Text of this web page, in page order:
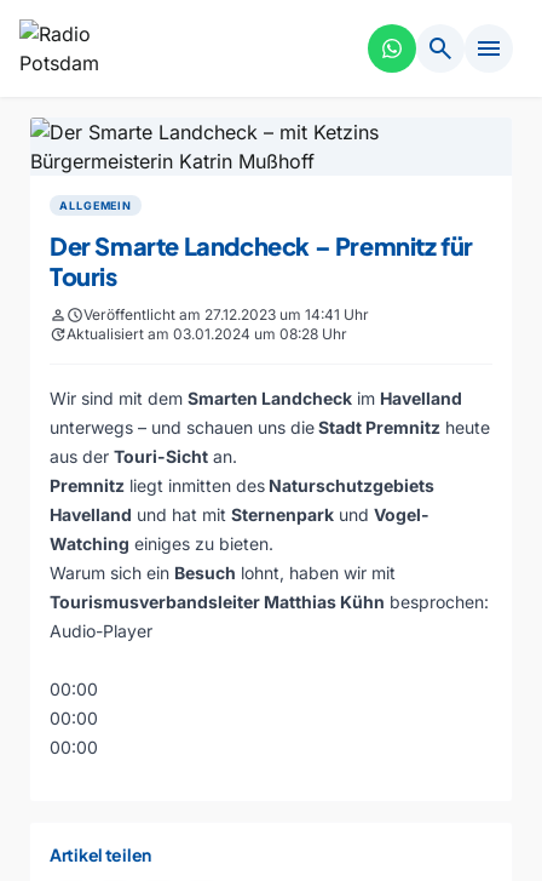
search menu
ALLGEMEIN
Der Smarte Landcheck – Premnitz für
Touris
personscheduleVeröffentlicht am 27.12.2023 um 14:41 Uhr
updateAktualisiert am 03.01.2024 um 08:28 Uhr
Wir sind mit dem Smarten Landcheck im Havelland
unterwegs – und schauen uns dieStadt Premnitz heute
aus der Touri-Sicht an.
Premnitz liegt inmitten des Naturschutzgebiets
Havelland und hat mit Sternenpark und Vogel-
Watching einiges zu bieten.
Warum sich ein Besuch lohnt, haben wir mit
Tourismusverbandsleiter Matthias Kühn besprochen:
Audio-Player
00:00
00:00
00:00
Artikel teilen